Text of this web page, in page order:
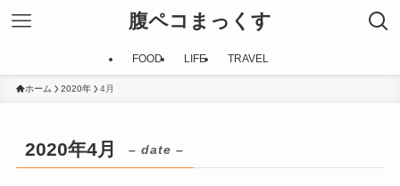
腹ペコまっくす
FOOD LIFE TRAVEL
ホーム 2020年 4月
2020年4月 – date –